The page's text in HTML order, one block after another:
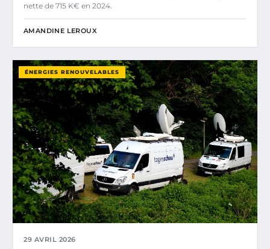
nette de 715 K€ en 2024.
AMANDINE LEROUX
ÉNERGIES RENOUVELABLES
29 AVRIL 2026